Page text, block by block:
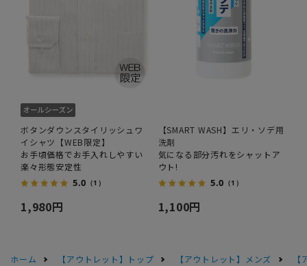
ボタンダウンスタイリッシュワ
イシャツ【WEB限定】
お手頃価格でお手入れしやすい
楽々形態安定性
5.0 （1）
1,980円
【SMART WASH】エリ・ソデ用
洗剤
気になる部分汚れをシャットア
ウト!
5.0 （1）
1,100円
ホーム 【アウトレット】トップ 【アウトレット】メンズ